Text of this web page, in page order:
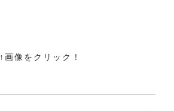
↑画像をクリック！